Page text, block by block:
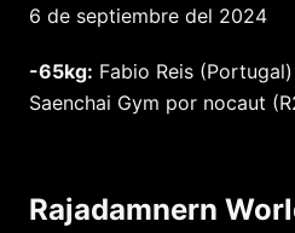
6 de septiembre del 2024
-65kg: Fabio Reis
Saenchai Gym por nocaut
Rajadamnern